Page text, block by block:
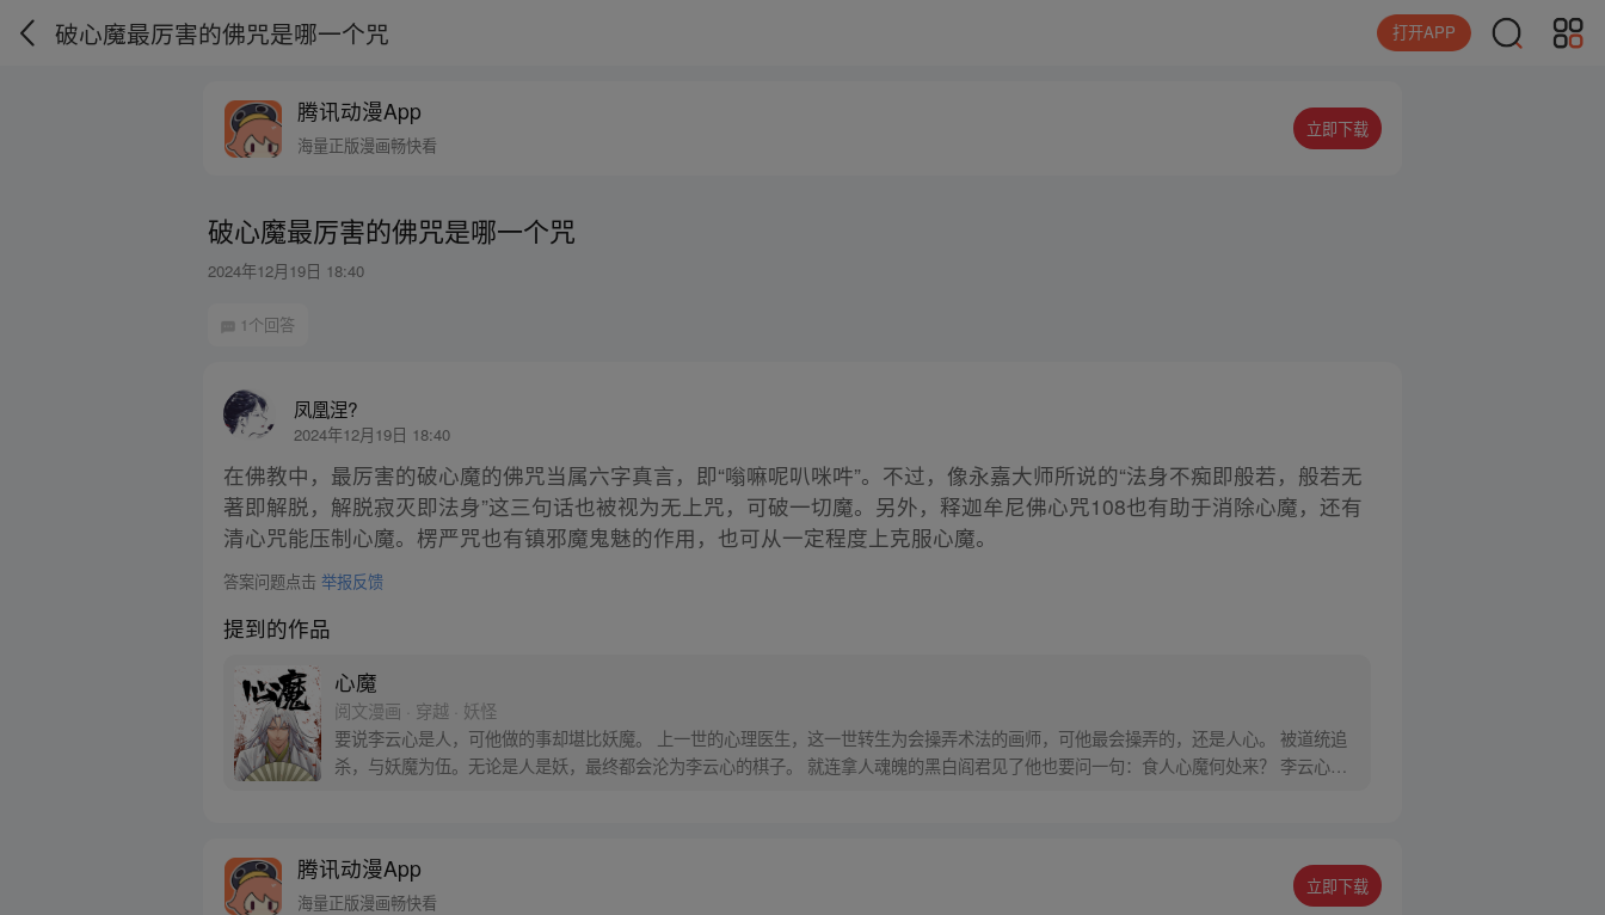
破心魔最厉害的佛咒是哪一个咒 打开APP
腾讯动漫App
海量正版漫画畅快看
立即下载
破心魔最厉害的佛咒是哪一个咒
2024年12月19日 18:40
1个回答
凤凰涅?
2024年12月19日 18:40
在佛教中，最厉害的破心魔的佛咒当属六字真言，即“嗡嘛呢叭咪吽”。不过，像永嘉大师所说的“法身不痴即般若，般若无
著即解脱，解脱寂灭即法身”这三句话也被视为无上咒，可破一切魔。另外，释迦牟尼佛心咒108也有助于消除心魔，还有
清心咒能压制心魔。楞严咒也有镇邪魔鬼魅的作用，也可从一定程度上克服心魔。
答案问题点击举报反馈
提到的作品
心魔
阅文漫画 · 穿越 · 妖怪
要说李云心是人，可他做的事却堪比妖魔。 上一世的心理医生，这一世转生为会操弄术法的画师，可他最会操弄的，还是人心。 被道统追
杀，与妖魔为伍。无论是人是妖，最终都会沦为李云心的棋子。 就连拿人魂魄的黑白阎君见了他也要问一句：食人心魔何处来？ 李云心食
腾讯动漫App
海量正版漫画畅快看
立即下载